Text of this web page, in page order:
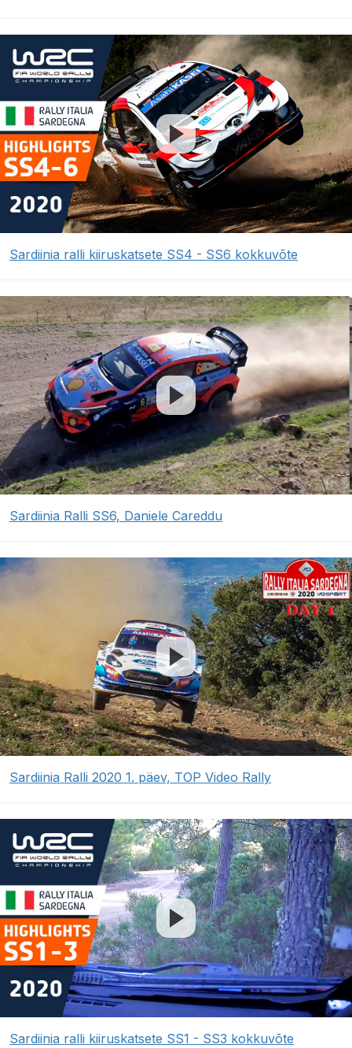
Sardiinia ralli kiiruskatsete SS4 - SS6 kokkuvõte
Sardiinia Ralli SS6, Daniele Careddu
Sardiinia Ralli 2020 1. päev, TOP Video Rally
Sardiinia ralli kiiruskatsete SS1 - SS3 kokkuvõte